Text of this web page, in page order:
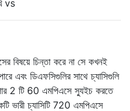
vs
বিষয়ে চিন্তা করে না সে কখনই
এবং ডিএফসিগুলির সাথে চ্যাসিগুলি
2 টি 60 এমপিএসে স্যুইচ করতে
ভারী চ্যাসিটি 720 এমপিএসে